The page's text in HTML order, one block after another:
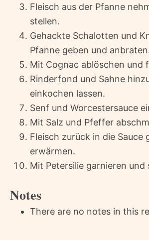
Fleisch aus der Pfanne
stellen.
Gehackte Schalotten und
Pfanne geben und
Mit Cognac ablöschen und
Rinderfond und Sahne
einkochen lassen.
Senf und Worcestersauce
Mit Salz und Pfeffer
Fleisch zurück in die Sauce
erwärmen.
Mit Petersilie garnieren und
Notes
There are no notes in this